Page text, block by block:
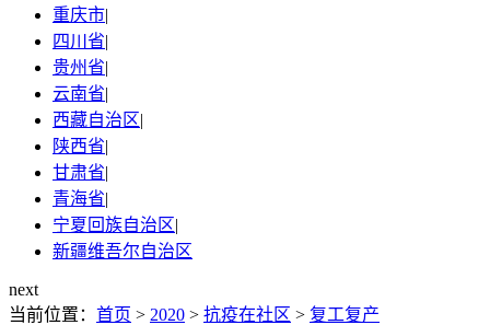
重庆市|
四川省|
贵州省|
云南省|
西藏自治区|
陕西省|
甘肃省|
青海省|
宁夏回族自治区|
新疆维吾尔自治区
next
当前位置： 首页 > 2020 > 抗疫在社区 > 复工复产